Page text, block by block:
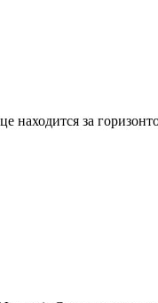
находится за